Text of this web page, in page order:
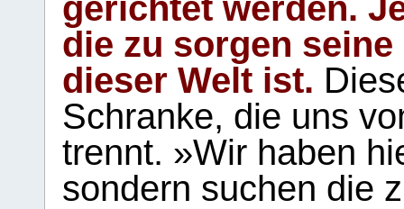
die zu sorgen
dieser Welt ist.
Schranke, die uns
trennt. »Wir haben
sondern suchen die